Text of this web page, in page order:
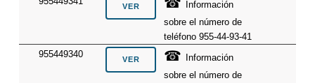
Información
sobre el número de
teléfono 955-44-93-41
955449340
☎ Información
sobre el número de